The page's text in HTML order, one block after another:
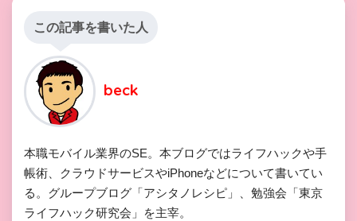
この記事を書いた人
beck
本職モバイル業界のSE。本ブログではライフハックや手
帳術、クラウドサービスやiPhoneなどについて書いてい
る。グループブログ「アシタノレシピ」、勉強会「東京
ライフハック研究会」を主宰。